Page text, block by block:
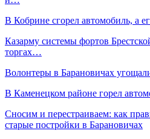
В Кобрине сгорел автомобиль, а
Казарму системы фортов
торгах…
Волонтеры в Барановичах
В Каменецком районе горел
Сносим и перестраиваем: как
старые постройки в Барановичах